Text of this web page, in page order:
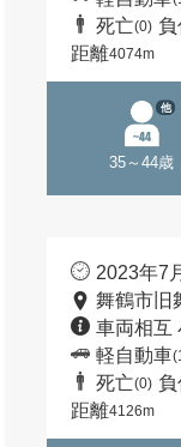
死亡(0) 負
距離4074m
35～44歳
他
2023年7
舞鶴市旧
車両相互
軽自動車
死亡(0) 負
距離4126m